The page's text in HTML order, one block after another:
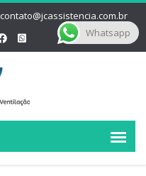
contato@jcassistencia.com.br
Whatsapp